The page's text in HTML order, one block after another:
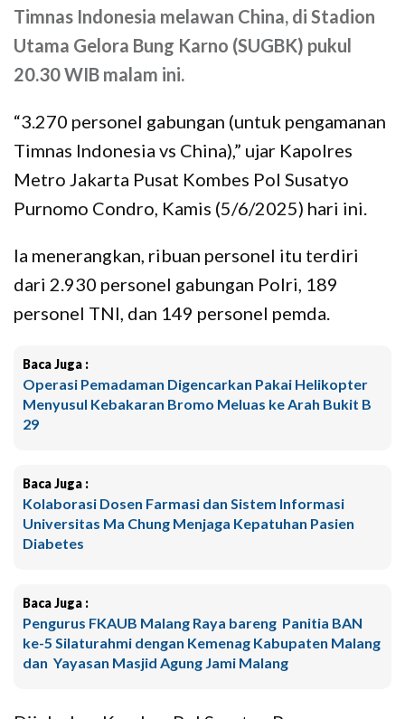
Timnas Indonesia melawan China, di Stadion
Utama Gelora Bung Karno (SUGBK) pukul
20.30 WIB malam ini.
“3.270 personel gabungan (untuk pengamanan
Timnas Indonesia vs China),” ujar Kapolres
Metro Jakarta Pusat Kombes Pol Susatyo
Purnomo Condro, Kamis (5/6/2025) hari ini.
Ia menerangkan, ribuan personel itu terdiri
dari 2.930 personel gabungan Polri, 189
personel TNI, dan 149 personel pemda.
Baca Juga :
Operasi Pemadaman Digencarkan Pakai Helikopter
Menyusul Kebakaran Bromo Meluas ke Arah Bukit B
29
Baca Juga :
Kolaborasi Dosen Farmasi dan Sistem Informasi
Universitas Ma Chung Menjaga Kepatuhan Pasien
Diabetes
Baca Juga :
Pengurus FKAUB Malang Raya bareng Panitia BAN
ke-5 Silaturahmi dengan Kemenag Kabupaten Malang
dan Yayasan Masjid Agung Jami Malang